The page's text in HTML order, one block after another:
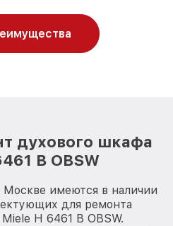
духового шкафа
B OBSW
имеются в наличии
для ремонта
H 6461 B OBSW.